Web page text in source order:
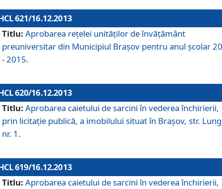
621/16.12.2013
Titlu: Aprobarea reţelei unităţilor de învăţământ
preuniversitar din Municipiul Braşov pentru anul şcolar
- 2015.
620/16.12.2013
Titlu: Aprobarea caietului de sarcini în vederea închirierii,
prin licitaţie publică, a imobilului situat în Braşov, str.
nr. 1.
619/16.12.2013
Titlu: Aprobarea caietului de sarcini în vederea închirierii,